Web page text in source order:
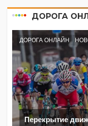
ДОРОГА
ДОРОГА ОНЛАЙН
Перекрытие